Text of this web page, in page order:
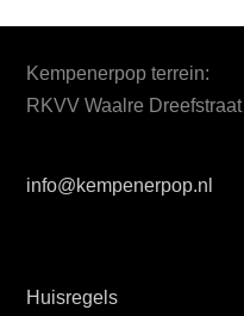
Kempenerpop terrein:
RKVV Waalre Dreefstraat
info@kempenerpop.nl
Huisregels